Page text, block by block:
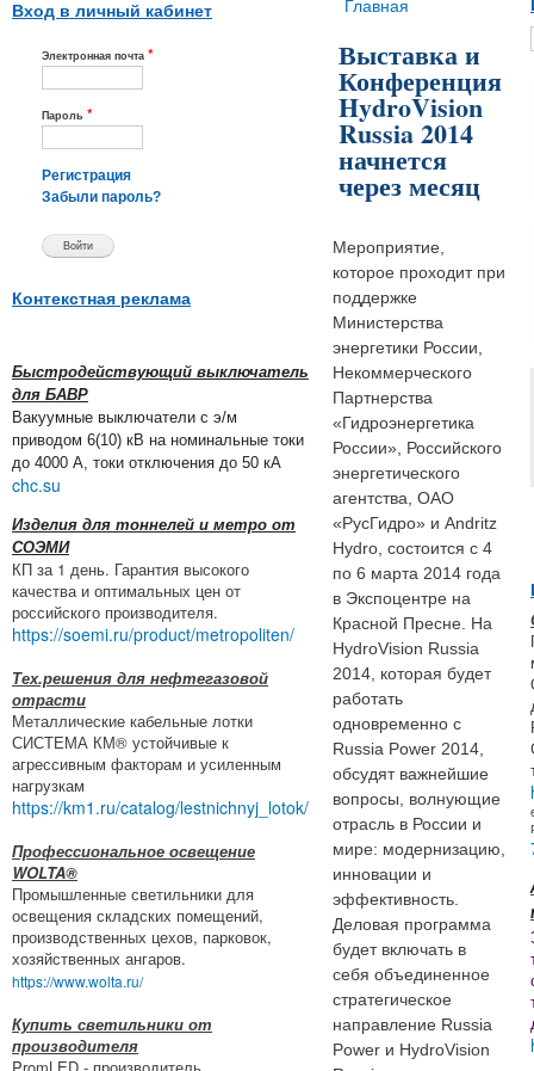
Вход в личный кабинет
Электронная почта *
Пароль *
Регистрация
Забыли пароль?
Контекстная реклама
Быстродействующий выключатель
для БАВР
Вакуумные выключатели с э/м
приводом 6(10) кВ на номинальные токи
до 4000 А, токи отключения до 50 кА
chc.su
Изделия для тоннелей и метро от
СОЭМИ
КП за 1 день. Гарантия высокого
качества и оптимальных цен от
российского производителя.
https://soemi.ru/product/metropoliten/
Тех.решения для нефтегазовой
отрасти
Металлические кабельные лотки
СИСТЕМА КМ® устойчивые к
агрессивным факторам и усиленным
нагрузкам
https://km1.ru/catalog/lestnichnyj_lotok/
Профессиональное освещение
WOLTA®
Промышленные светильники для
освещения складских помещений,
производственных цехов, парковок,
хозяйственных ангаров.
https://www.wolta.ru/
Купить светильники от
производителя
Вы здесь
Главная
Выставка и
Конференция
HydroVision
Russia 2014
начнется
через месяц
Мероприятие,
которое проходит при
поддержке
Министерства
энергетики России,
Некоммерческого
Партнерства
«Гидроэнергетика
России», Российского
энергетического
агентства, ОАО
«РусГидро» и Andritz
Hydro, состоится с 4
по 6 марта 2014 года
в Экспоцентре на
Красной Пресне. На
HydroVision Russia
2014, которая будет
работать
одновременно с
Russia Power 2014,
обсудят важнейшие
вопросы, волнующие
отрасль в России и
мире: модернизацию,
инновации и
эффективность.
Деловая программа
будет включать в
себя объединенное
стратегическое
направление Russia
Power и HydroVision